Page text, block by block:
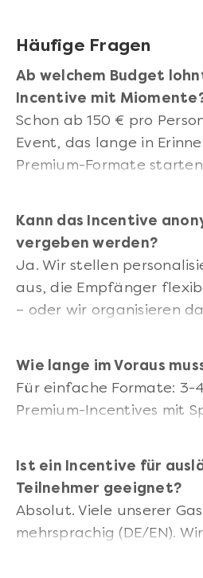
Häufige Fragen
Ab welchem Budget
Incentive mit
Schon ab 150 € pro
Event, das lange in
Premium-Formate
Kann das Incentive
vergeben werden?
Ja. Wir stellen
aus, die Empfänger
– oder wir organisieren
Wie lange im Voraus
Für einfache Formate: 3-
Premium-Incentives mit
Ist ein Incentive für
Teilnehmer geeignet?
Absolut. Viele unserer
mehrsprachig (DE/EN).